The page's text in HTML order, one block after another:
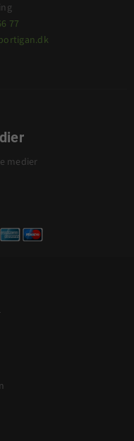
77
medier